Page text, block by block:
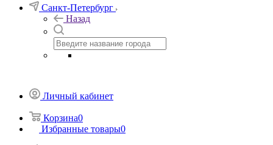
Санкт-Петербург
Назад
Личный кабинет
Корзина0
Избранные товары0